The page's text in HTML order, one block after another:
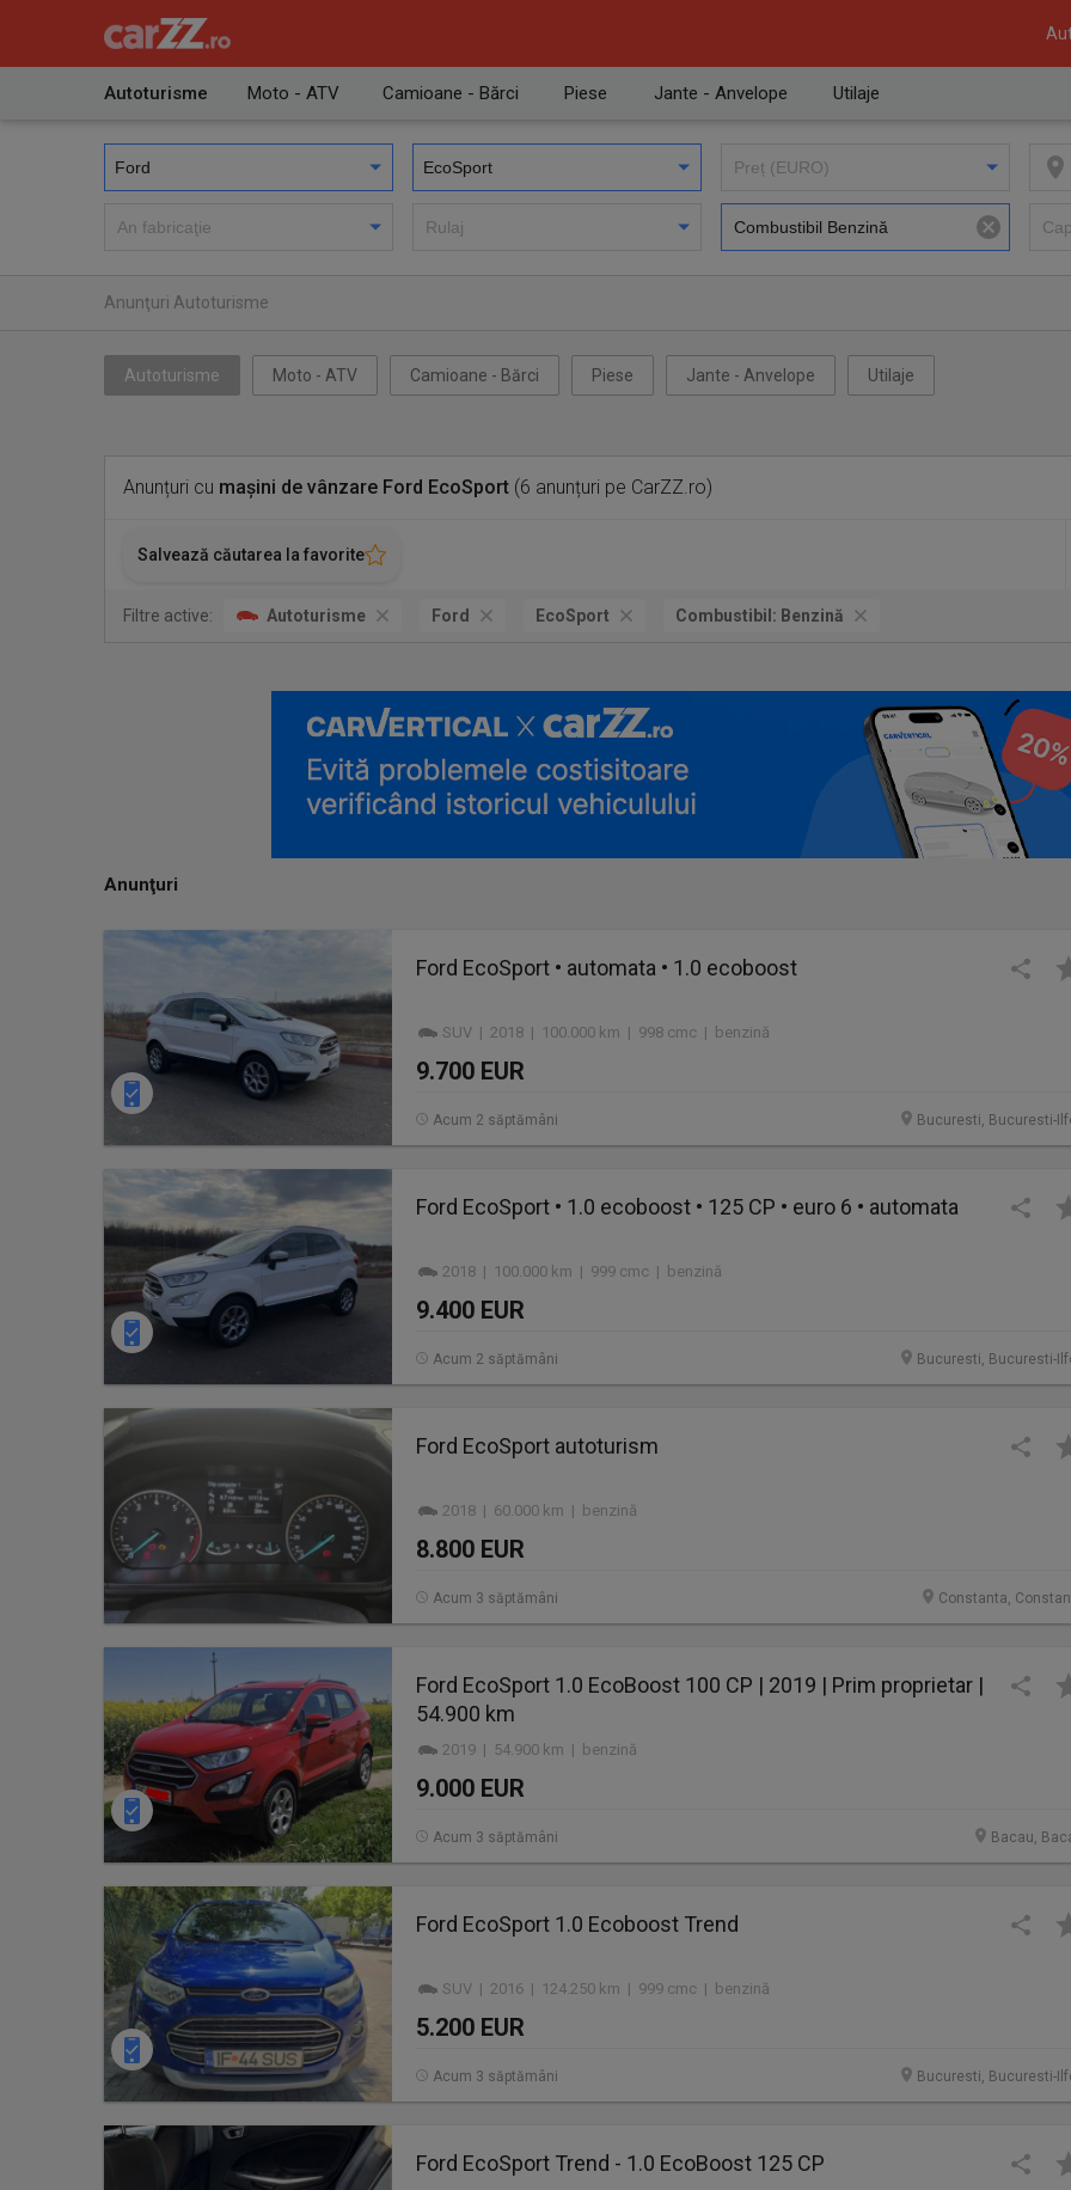
Autoturisme Moto - ATV Camioane - Bărci Piese Jante - Anvelope Utilaje
Anunţuri Autoturisme
Autoturisme Moto - ATV Camioane - Bărci Piese Jante - Anvelope Utilaje
Anunțuri cu mașini de vânzare Ford EcoSport (6 anunțuri pe CarZZ.ro)
Salvează căutarea la favorite
Filtre active: Autoturisme Ford EcoSport Combustibil: Benzină
Anunţuri
Ford EcoSport • automata • 1.0 ecoboost
SUV | 2018 | 100.000 km | 998 cmc | benzină
9.700 EUR
Bucuresti, Bucuresti-
Acum 2 săptămâni
Ford EcoSport • 1.0 ecoboost • 125 CP • euro 6 • automata
2018 | 100.000 km | 999 cmc | benzină
9.400 EUR
Bucuresti, Bucuresti-
Acum 2 săptămâni
Ford EcoSport autoturism
2018 | 60.000 km | benzină
8.800 EUR
Constanta,
Acum 3 săptămâni
Ford EcoSport 1.0 EcoBoost 100 CP | 2019 | Prim proprietar |
54.900 km
2019 | 54.900 km | benzină
9.000 EUR
Bacau,
Acum 3 săptămâni
Ford EcoSport 1.0 Ecoboost Trend
SUV | 2016 | 124.250 km | 999 cmc | benzină
5.200 EUR
Bucuresti, Bucuresti-
Acum 3 săptămâni
Ford EcoSport Trend - 1.0 EcoBoost 125 CP